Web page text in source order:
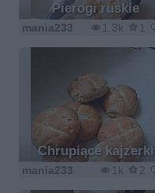
Pierogi ruskie
1.3k 1
mania233
Chrupiące kajzerki
1k 2
mania233